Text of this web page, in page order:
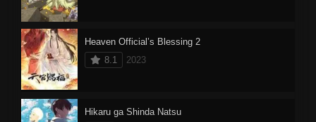
Heaven Official’s Blessing 2
8.1
2023
Hikaru ga Shinda Natsu